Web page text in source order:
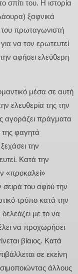
σπίτι του. Η ιστορία
ξαφνικά
του πρωταγωνιστή
να τον ερωτευτεί
αφήσει ελεύθερη
μέσα σε αυτή
ελευθερία της την
αγοράζει πράγματα
της φαγητά
την
Κατά την
«προκαλεί»
σειρά του αφού την
τρόπο κατά την
με το να
να προχωρήσει
βίαιος. Κατά
σε εκείνη
άλλους